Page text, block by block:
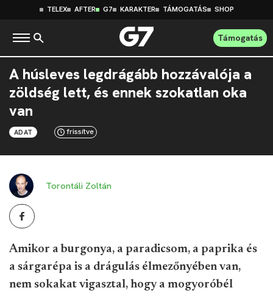
TELEX AFTER G7 KARAKTER TÁMOGATÁS SHOP
Támogatás
A húsleves legdrágább hozzávalója a
zöldség lett, és ennek szokatlan oka
van
ADAT frissítve
Torontáli Zoltán
Amikor a burgonya, a paradicsom, a paprika és
a sárgarépa is a drágulás élmezőnyében van,
nem sokakat vigasztal, hogy a mogyoróbél